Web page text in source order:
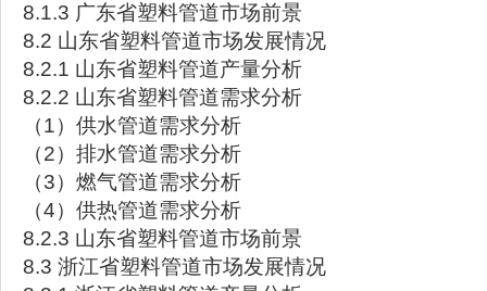
8.1.3 广东省塑料管道市场前景
8.2 山东省塑料管道市场发展情况
8.2.1 山东省塑料管道产量分析
8.2.2 山东省塑料管道需求分析
（1）供水管道需求分析
（2）排水管道需求分析
（3）燃气管道需求分析
（4）供热管道需求分析
8.2.3 山东省塑料管道市场前景
8.3 浙江省塑料管道市场发展情况